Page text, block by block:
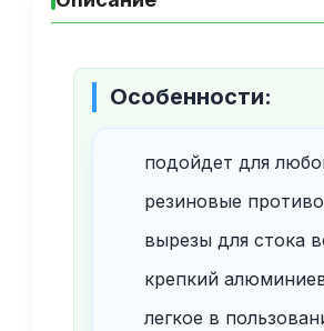
Особенности:
подойдет для
резиновые
вырезы для стока
крепкий
легкое в